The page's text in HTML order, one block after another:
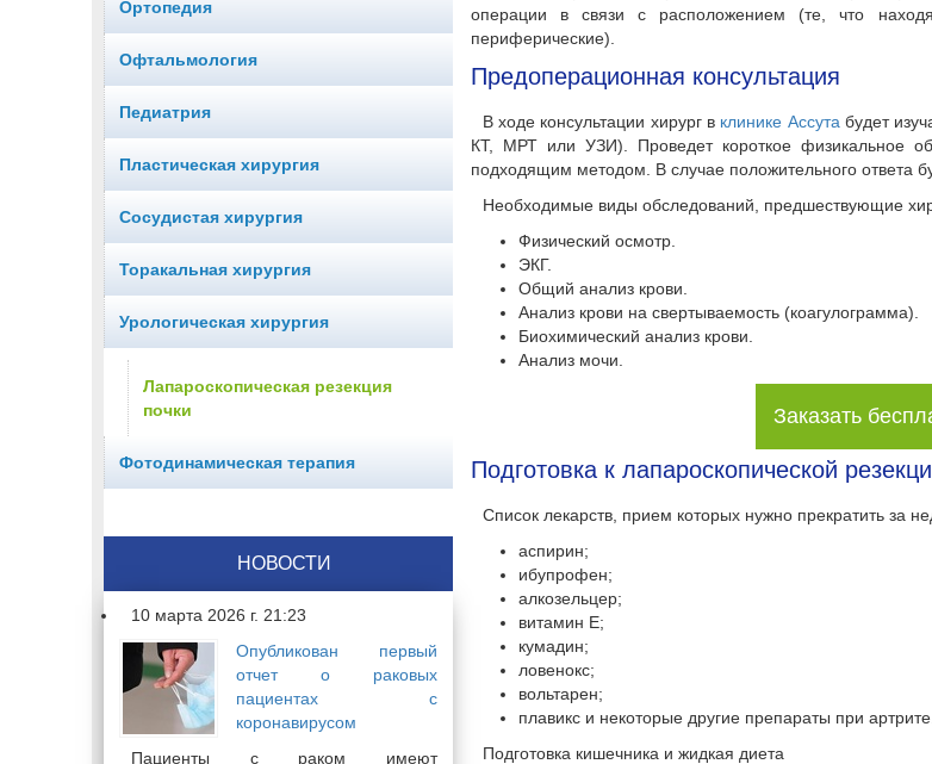
Ортопедия
Офтальмология
Педиатрия
Пластическая хирургия
Сосудистая хирургия
Торакальная хирургия
Урологическая хирургия
Лапароскопическая резекция
почки
Фотодинамическая терапия
НОВОСТИ
10 марта 2026 г. 21:23
Опубликован первый
отчет о раковых
пациентах с
коронавирусом
Пациенты с раком имеют
операции в связи с расположением (те, что
периферические).
Предоперационная консультация
В ходе консультации хирург в клинике Ассутабудет
КТ, МРТ или УЗИ). Проведет короткое физикальное
подходящим методом. В случае положительного ответа
Необходимые виды обследований, предшествующие
Физический осмотр.
ЭКГ.
Общий анализ крови.
Анализ крови на свертываемость (коагулограмма).
Биохимический анализ крови.
Анализ мочи.
Заказать
Подготовка к лапароскопической
Список лекарств, прием которых нужно прекратить за
аспирин;
ибупрофен;
алкозельцер;
витамин Е;
кумадин;
ловенокс;
вольтарен;
плавикс и некоторые другие препараты при
Подготовка кишечника и жидкая диета